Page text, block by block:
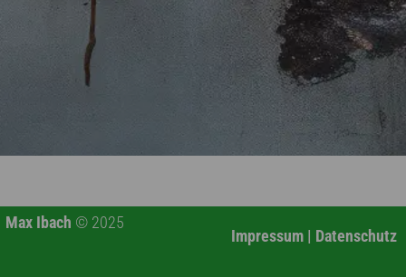
Max Ibach © 2025
Impressum | Datenschutz